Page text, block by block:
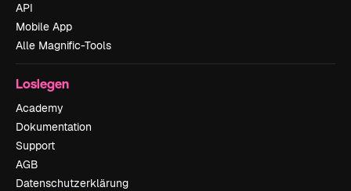
API
Mobile App
Alle Magnific-Tools
Loslegen
Academy
Dokumentation
Support
AGB
Datenschutzerklärung